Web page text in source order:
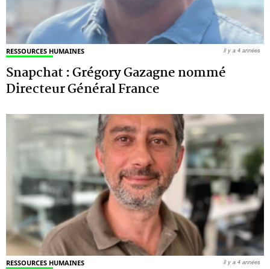
RESSOURCES HUMAINES
Snapchat : Grégory Gazagne nommé
Directeur Général France
il y a 4 années
RESSOURCES HUMAINES il y a 4 années